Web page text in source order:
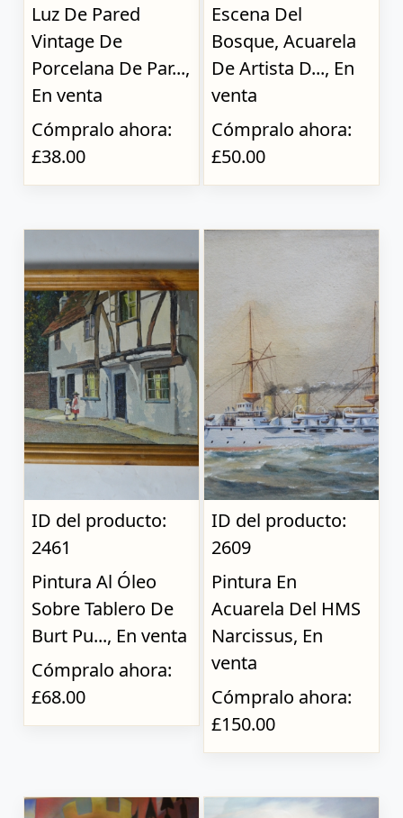
Luz De Pared
Vintage De
Porcelana De Par...,
En venta
Cómpralo ahora:
£38.00
Escena Del
Bosque, Acuarela
De Artista D..., En
venta
Cómpralo ahora:
£50.00
ID del producto:
2461
Pintura Al Óleo
Sobre Tablero De
Burt Pu..., En venta
Cómpralo ahora:
£68.00
ID del producto:
2609
Pintura En
Acuarela Del HMS
Narcissus, En
venta
Cómpralo ahora:
£150.00